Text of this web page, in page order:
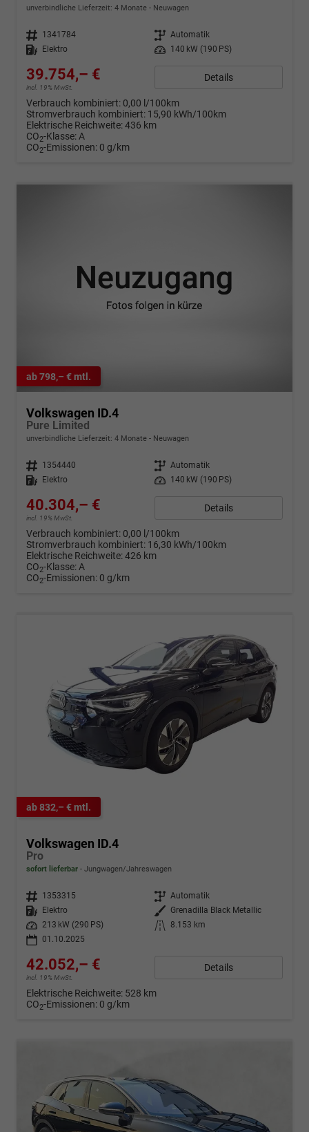
unverbindliche Lieferzeit: 4 Monate Neuwagen
Fahrzeugnr. 1341784 Getriebe Automatik
Kraftstoff
Elektro Leistung 140 kW (190 PS)
39.754,– €
incl. 19% MwSt.
Details
Verbrauch kombiniert: 0,00 l/100km
Stromverbrauch kombiniert: 15,90 kWh/100km
Elektrische Reichweite:436 km
CO2-Klasse:A
CO2-Emissionen: 0 g/km
ab 798,– € mtl.
Volkswagen ID.4
Pure Limited
unverbindliche Lieferzeit: 4 Monate Neuwagen
Fahrzeugnr. 1354440 Getriebe Automatik
Kraftstoff
Elektro Leistung 140 kW (190 PS)
40.304,– €
incl. 19% MwSt.
Details
Verbrauch kombiniert: 0,00 l/100km
Stromverbrauch kombiniert: 16,30 kWh/100km
Elektrische Reichweite:426 km
CO2-Klasse:A
CO2-Emissionen: 0 g/km
ab 832,– € mtl.
Volkswagen ID.4
Pro
sofort lieferbar Jungwagen/Jahreswagen
Fahrzeugnr. 1353315 Getriebe Automatik
Kraftstoff
Elektro Außenfarbe
Grenadilla Black Metallic
Leistung
213 kW (290 PS) Kilometerstand
8.153 km
01.10.2025
42.052,– €
incl. 19% MwSt.
Details
Elektrische Reichweite: 528 km
CO2-Emissionen: 0 g/km